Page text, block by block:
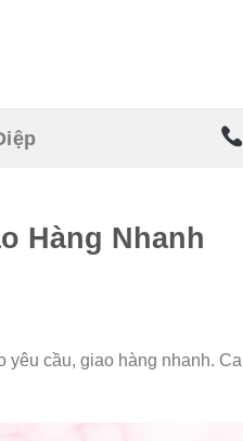
Hàng Nhanh
cầu, giao hàng nhanh.